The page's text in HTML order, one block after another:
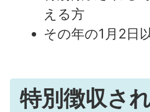
える方
その年の1月2日
特別徴収さ